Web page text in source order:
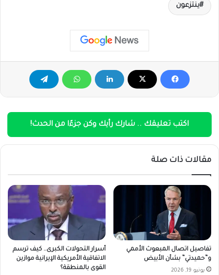
ينتزعون
اكتب تعليقك .. شارك رأيك وكن جزءًا من الحدث!
مقالات ذات صلة
تفاصيل اتصال المبعوث الأممي
و”حميدتي” بشأن الأبيض
يونيو 19, 2026
أسرار التحولات الكبرى.. كيف ترسم
الاتفاقية الأمريكية الإيرانية موازين
القوى بالمنطقة؟